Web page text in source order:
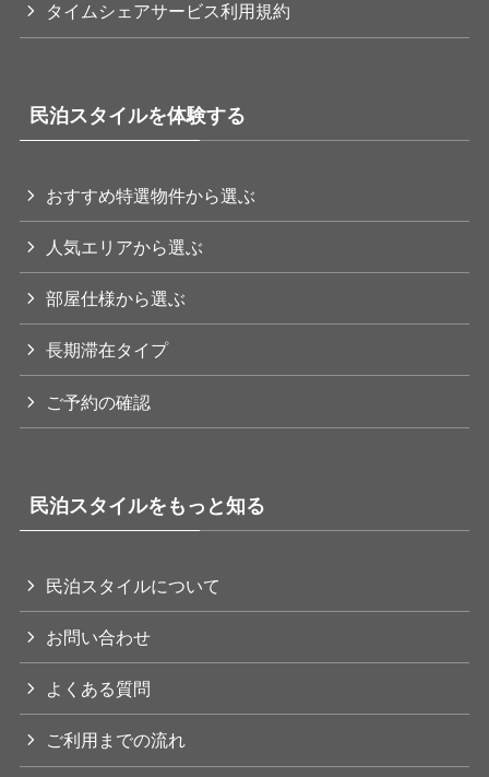
タイムシェアサービス利用規約
民泊スタイルを体験する
おすすめ特選物件から選ぶ
人気エリアから選ぶ
部屋仕様から選ぶ
長期滞在タイプ
ご予約の確認
民泊スタイルをもっと知る
民泊スタイルについて
お問い合わせ
よくある質問
ご利用までの流れ